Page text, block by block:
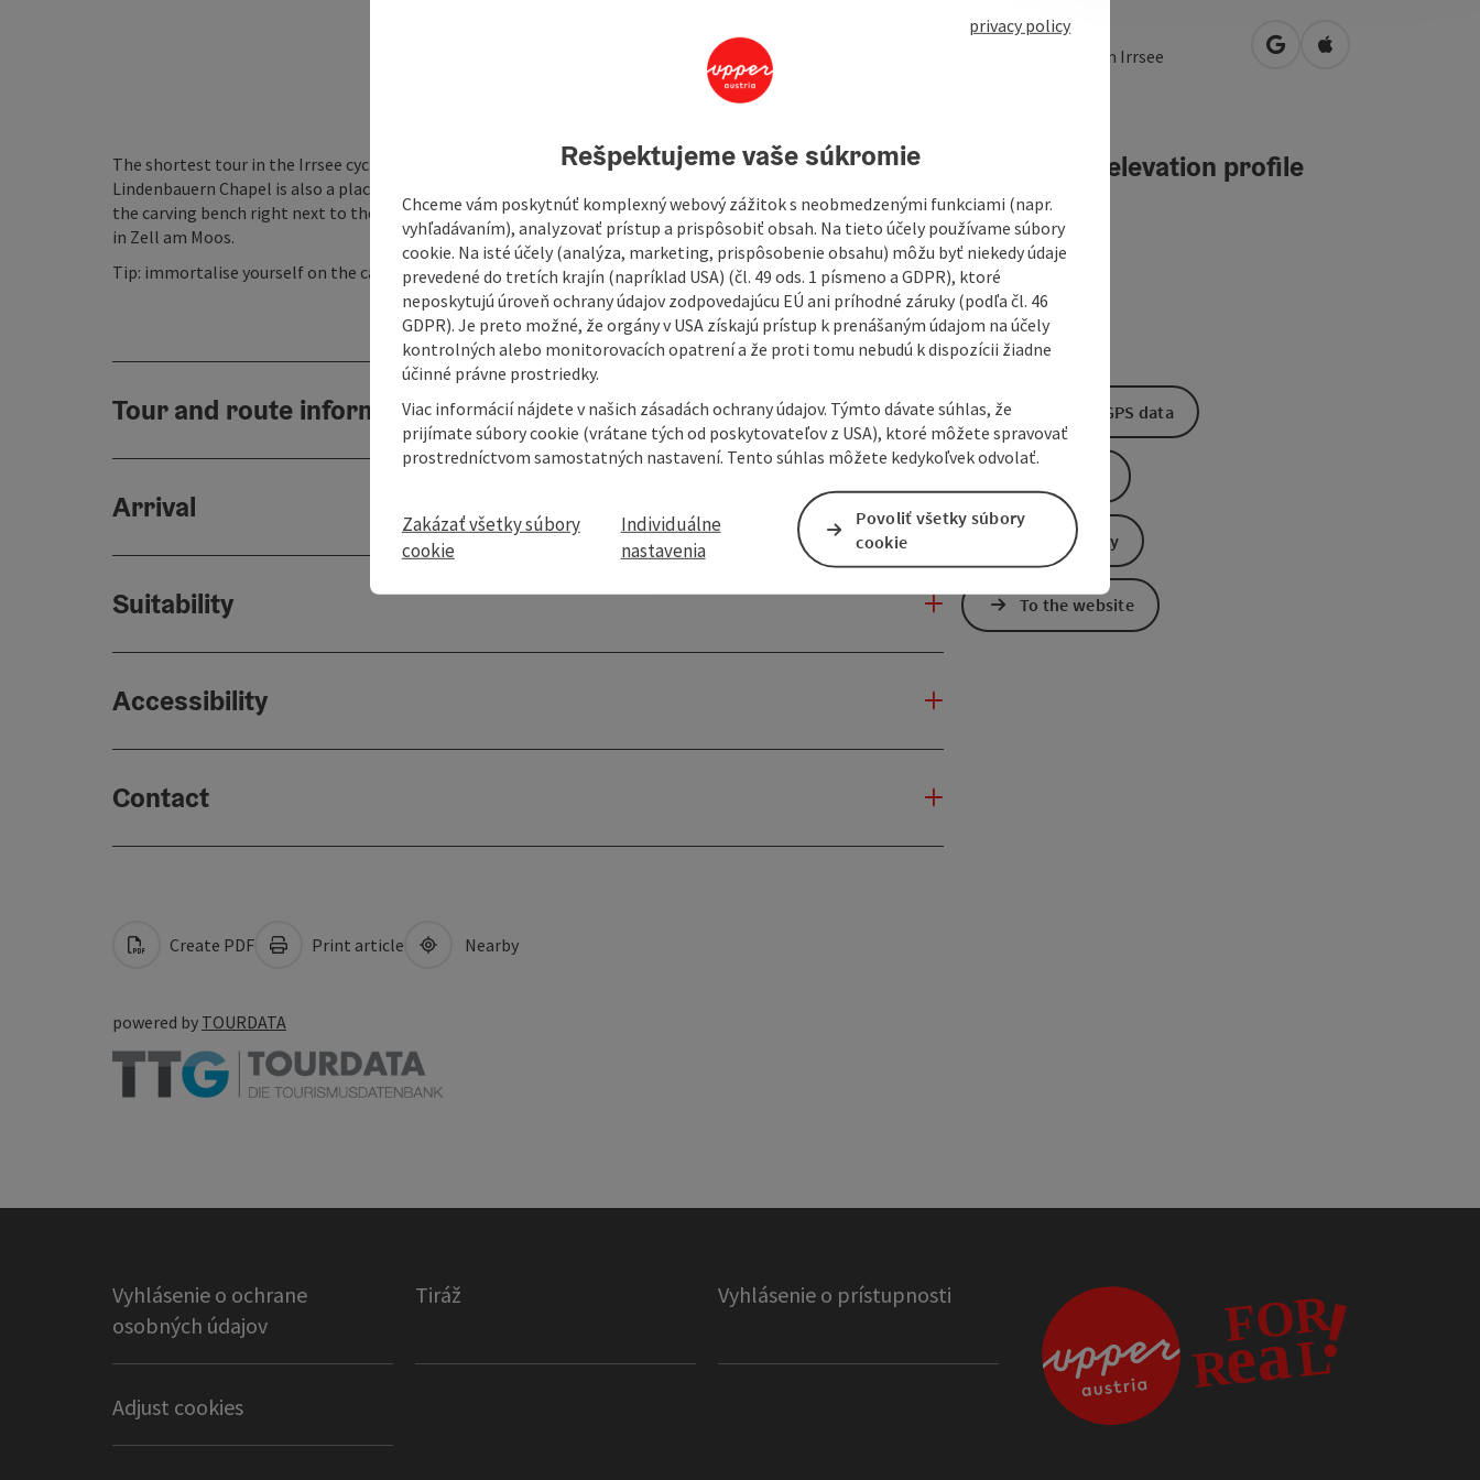
Kirchenplatz 1
Zell am Moos am Irrsee open in Google Maps
Open in Apple
The shortest tour in the Irrsee cycling programme takes us to a sacred gem high above the Irrsee. The
Lindenbauern Chapel is also a place of happiness and every visitor is welcome to immortalise themselves on
the carving bench right next to the chapel. From the finish, the rapid descent leads back to the starting point
in Zell am Moos.
Tip: immortalise yourself on the carved bench at the Lindenbauernkapelle chapel.
Tour and route information
Arrival
Suitability
Accessibility
Contact
Interactive elevation profile
Download GPS data
Send inquiry
To the website
Create PDF Print article Nearby
powered by TOURDATA
Vyhlásenie o ochrane
osobných údajov
Tiráž Vyhlásenie o prístupnosti
Adjust cookies
privacy policy
Rešpektujeme vaše súkromie
Chceme vám poskytnúť komplexný webový zážitok s neobmedzenými funkciami (napr.
vyhľadávaním), analyzovať prístup a prispôsobiť obsah. Na tieto účely používame súbory
cookie. Na isté účely (analýza, marketing, prispôsobenie obsahu) môžu byť niekedy údaje
prevedené do tretích krajín (napríklad USA) (čl. 49 ods. 1 písmeno a GDPR), ktoré
neposkytujú úroveň ochrany údajov zodpovedajúcu EÚ ani príhodné záruky (podľa čl. 46
GDPR). Je preto možné, že orgány v USA získajú prístup k prenášaným údajom na účely
kontrolných alebo monitorovacích opatrení a že proti tomu nebudú k dispozícii žiadne
účinné právne prostriedky.
Viac informácií nájdete v našich zásadách ochrany údajov. Týmto dávate súhlas, že
prijímate súbory cookie (vrátane tých od poskytovateľov z USA), ktoré môžete spravovať
prostredníctvom samostatných nastavení. Tento súhlas môžete kedykoľvek odvolať.
Zakázať všetky súbory
cookie
Individuálne
nastavenia
Povoliť všetky súbory
cookie